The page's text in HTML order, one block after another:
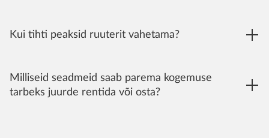
Kui tihti peaksid ruuterit vahetama?
Milliseid seadmeid saab parema kogemuse
tarbeks juurde rentida või osta?